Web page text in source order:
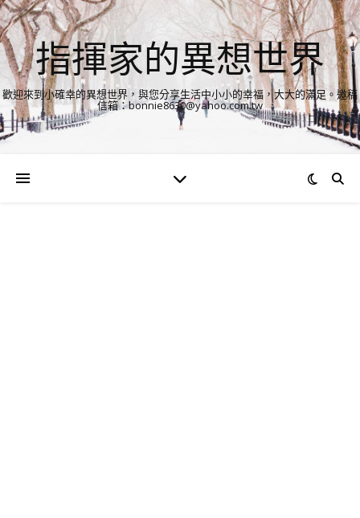
指揮家的異想世界
歡迎來到小確幸的異想世界，與您分享生活中小小的幸福，大大的滿足。邀稿
信箱：bonnie8630@yahoo.com.tw